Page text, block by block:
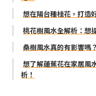
想在陽台種桂花，打造
桃花樹風水全解析：想
桑樹風水真的有影響嗎
想了解蓮蕉花在家居風
析！